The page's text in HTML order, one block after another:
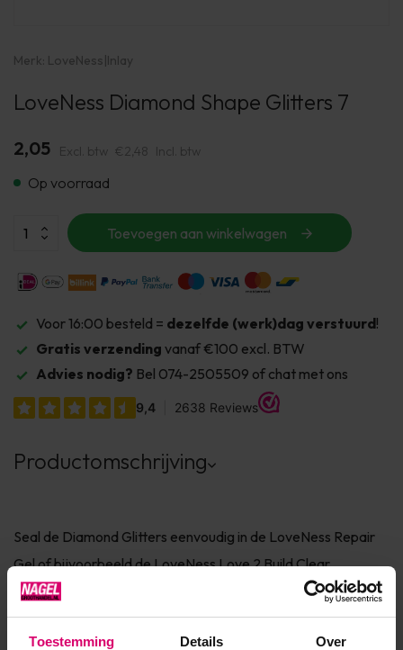
Toestemming Details Over
Merk: LoveNess|Inlay
LoveNess Diamond Shape Glitters 7
2,05 Excl. btw €2,48 Incl. btw
Op voorraad
Toevoegen aan winkelwagen
Voor 16:00 besteld = dezelfde (werk)dag verstuurd!
Gratis verzending vanaf €100 excl. BTW
Advies nodig? Bel 074-2505509 of chat met ons
Productomschrijving
Seal de Diamond Glitters eenvoudig in de LoveNess Repair
Gel of bijvoorbeeld de LoveNess Love 2 Build Clear.
Ook eenvoudig te verwerken in een acryl applicatie.